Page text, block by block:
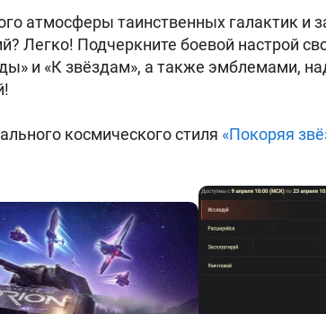
атмосферы таинственных галактик и
Легко! Подчеркните боевой настрой
и «К звёздам», а также эмблемами,
космического стиля «Покоряя